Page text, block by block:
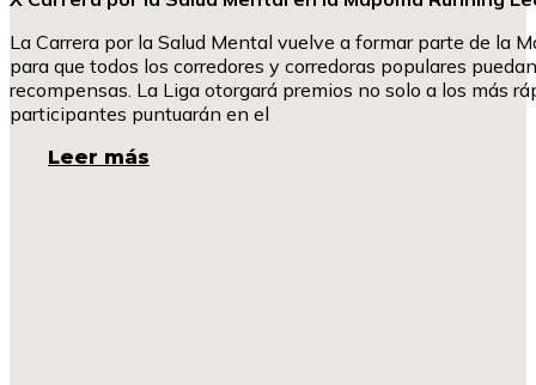
La Carrera por la Salud Mental vuelve a formar parte de la
para que todos los corredores y corredoras populares
recompensas. La Liga otorgará premios no solo a los más
participantes puntuarán en el
Leer más